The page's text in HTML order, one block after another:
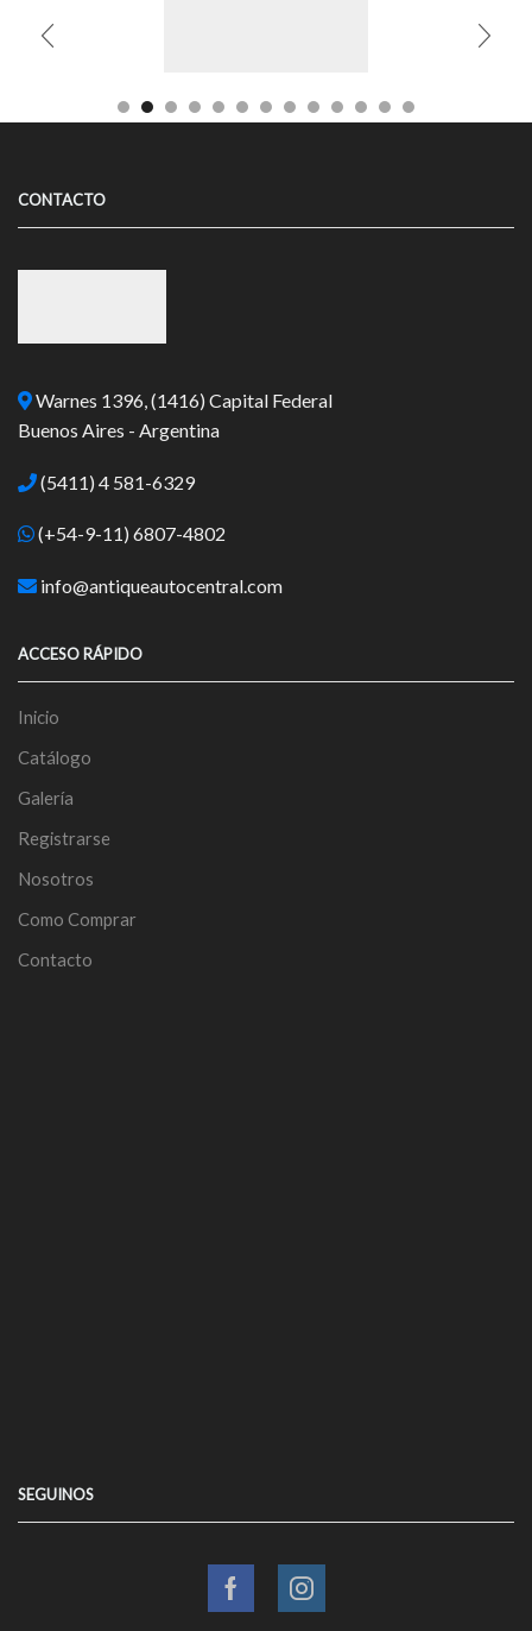
CONTACTO
Warnes 1396, (1416) Capital Federal
Buenos Aires - Argentina
(5411) 4 581-6329
(+54-9-11) 6807-4802
info@antiqueautocentral.com
ACCESO RÁPIDO
Inicio
Catálogo
Galería
Registrarse
Nosotros
Como Comprar
Contacto
SEGUINOS
FacebookInstagram